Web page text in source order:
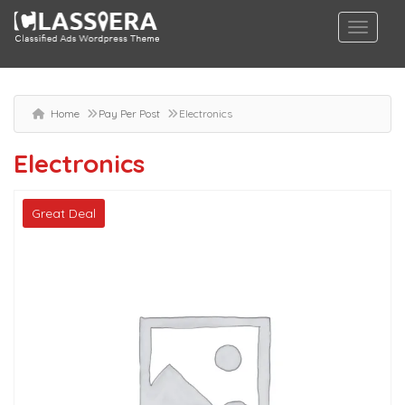
Home Pay Per Post Electronics
Electronics
Great Deal